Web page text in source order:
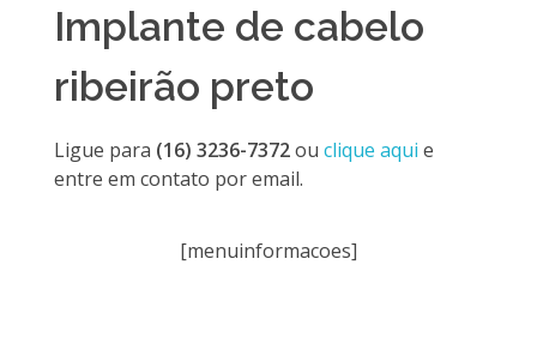
Implante de cabelo
ribeirão preto
Ligue para (16) 3236-7372ou clique aqui e
entre em contato por email.
[menuinformacoes]